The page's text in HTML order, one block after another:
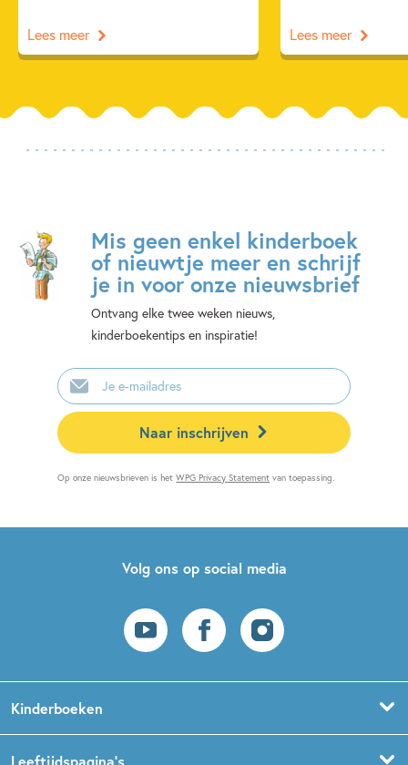
Lees meer Lees meer
Mis geen enkel kinderboek
of nieuwtje meer en schrijf
je in voor onze nieuwsbrief
Ontvang elke twee weken nieuws,
kinderboekentips en inspiratie!
E-
mailadres
Naar inschrijven
Op onze nieuwsbrieven is hetWPG Privacy Statement van toepassing.
Volg ons op social media
Kinderboeken
Leeftijdspagina’s